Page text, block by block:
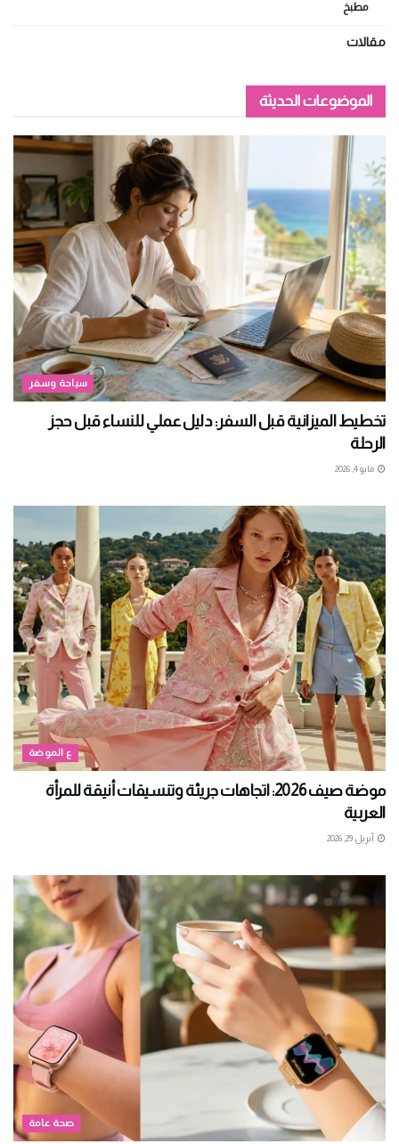
مطبخ
مقالات
الموضوعات الحديثة
سياحة وسفر
تخطيط الميزانية قبل السفر: دليل عملي للنساء قبل حجز
الرحلة
مايو 4, 2026
ع الموضة
موضة صيف 2026: اتجاهات جريئة وتنسيقات أنيقة للمرأة
العربية
أبريل 29, 2026
صحة عامة